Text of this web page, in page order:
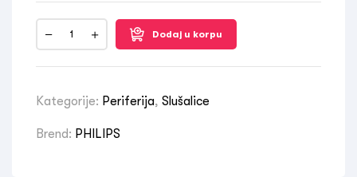
Dodaj u korpu
Kategorije: Periferija, Slušalice
Brend: PHILIPS